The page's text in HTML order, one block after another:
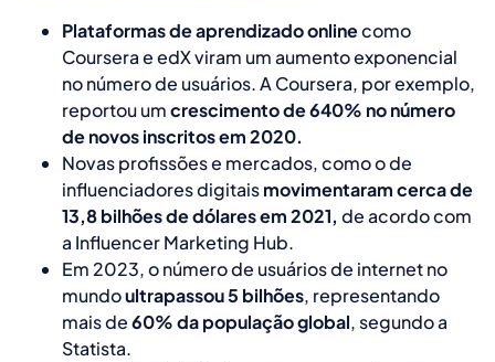
Plataformas de aprendizado onlinecomo
Coursera e edX viram um aumento exponencial
no número de usuários. A Coursera, por exemplo,
reportou umcrescimento de 640% no número
de novos inscritos em 2020.
Novas profissões e mercados, como o de
influenciadores digitaismovimentaram cerca de
13,8 bilhões de dólares em 2021, de acordo com
a Influencer Marketing Hub.
Em 2023, o número de usuários de internet no
mundoultrapassou 5 bilhões, representando
mais de60% da população global, segundo a
Statista.